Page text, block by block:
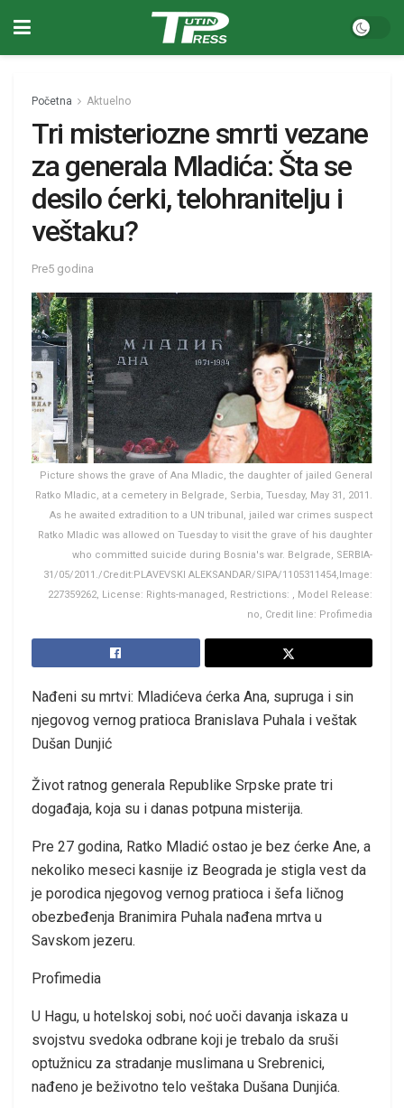
Početna Aktuelno
Tri misteriozne smrti vezane
za generala Mladića: Šta se
desilo ćerki, telohranitelju i
veštaku?
Pre5 godina
Picture shows the grave of Ana Mladic, the daughter of jailed General
Ratko Mladic, at a cemetery in Belgrade, Serbia, Tuesday, May 31, 2011.
As he awaited extradition to a UN tribunal, jailed war crimes suspect
Ratko Mladic was allowed on Tuesday to visit the grave of his daughter
who committed suicide during Bosnia's war. Belgrade, SERBIA-
31/05/2011./Credit:PLAVEVSKI ALEKSANDAR/SIPA/1105311454,Image:
227359262, License: Rights-managed, Restrictions: , Model Release:
no, Credit line: Profimedia
Nađeni su mrtvi: Mladićeva ćerka Ana, supruga i sin
njegovog vernog pratioca Branislava Puhala i veštak
Dušan Dunjić
Život ratnog generala Republike Srpske prate tri
događaja, koja su i danas potpuna misterija.
Pre 27 godina, Ratko Mladić ostao je bez ćerke Ane, a
nekoliko meseci kasnije iz Beograda je stigla vest da
je porodica njegovog vernog pratioca i šefa ličnog
obezbeđenja Branimira Puhala nađena mrtva u
Savskom jezeru.
Profimedia
U Hagu, u hotelskoj sobi, noć uoči davanja iskaza u
svojstvu svedoka odbrane koji je trebalo da sruši
optužnicu za stradanje muslimana u Srebrenici,
nađeno je beživotno telo veštaka Dušana Dunjića.